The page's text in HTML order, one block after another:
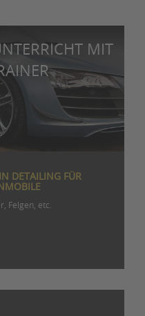
MIT
DETAILING FÜR
Felgen, etc.